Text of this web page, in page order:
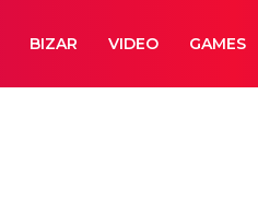
BIZAR VIDEO GAMES